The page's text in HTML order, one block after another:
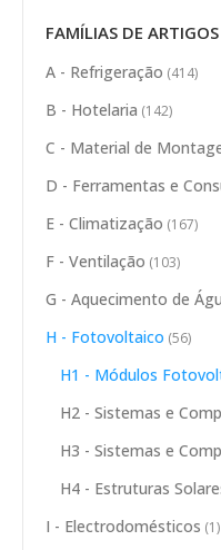
FAMÍLIAS DE ARTIGOS
A - Refrigeração (414)
B - Hotelaria (142)
C - Material de
D - Ferramentas e
E - Climatização (167)
F - Ventilação (103)
G - Aquecimento de
H - Fotovoltaico (56)
H1 - Módulos
H2 - Sistemas e
H3 - Sistemas e
H4 - Estruturas
I - Electrodomésticos (1)